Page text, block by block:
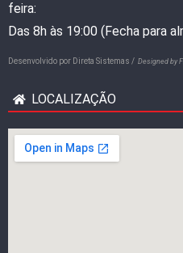
feira:
Das 8h às 19:00 (Fecha para
Desenvolvido por Direta Sistemas / Designed by
LOCALIZAÇÃO